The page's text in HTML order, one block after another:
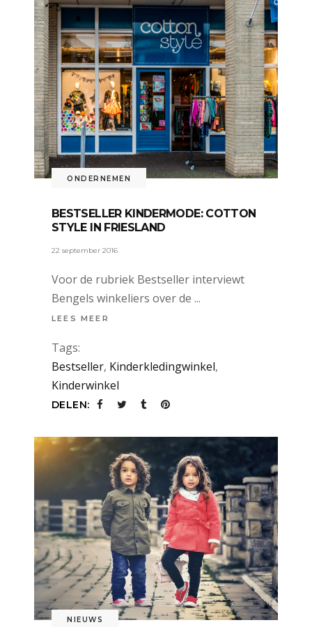
ONDERNEMEN
BESTSELLER KINDERMODE: COTTON
STYLE IN FRIESLAND
22 september 2016
Voor de rubriek Bestseller interviewt
Bengels winkeliers over de
LEES MEER
Tags:
Bestseller, Kinderkledingwinkel,
Kinderwinkel
DELEN:
NIEUWS